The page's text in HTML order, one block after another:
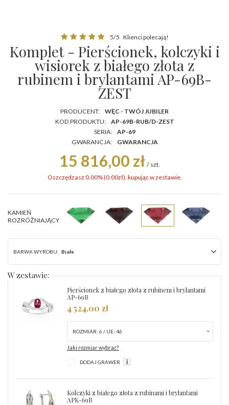
5/5 Klienci polecają!
Komplet - Pierścionek, kolczyki i
wisiorek z białego złota z
rubinem i brylantami AP-69B-
ZEST
PRODUCENT:
WĘC - TWÓJ JUBILER
KOD PRODUKTU:
AP-69B-RUB/D-ZEST
SERIA:
AP-69
GWARANCJA:
GWARANCJA
15 816,00 zł / szt.
Oszczędzasz 0.00% (0.00zł), kupując w zestawie.
KAMIEŃ
ROZRÓŻNIAJĄCY
BARWA WYROBU: Białe
W zestawie:
Pierścionek z białego złota z rubinem i brylantami
AP-69B
4 524,00 zł
ROZMIAR: 6 / UE- 46
Jaki rozmiar wybrać?
DODAJ GRAWER
Kolczyki z białego złota z rubinami i brylantami
APK-69B